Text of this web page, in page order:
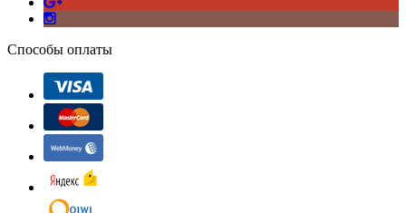
Способы оплаты